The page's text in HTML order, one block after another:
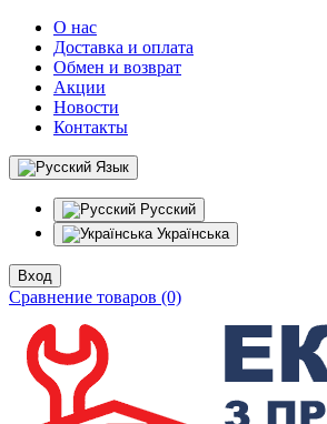
О нас
Доставка и оплата
Обмен и возврат
Акции
Новости
Контакты
Язык
Русский
Українська
Вход
Сравнение товаров (0)